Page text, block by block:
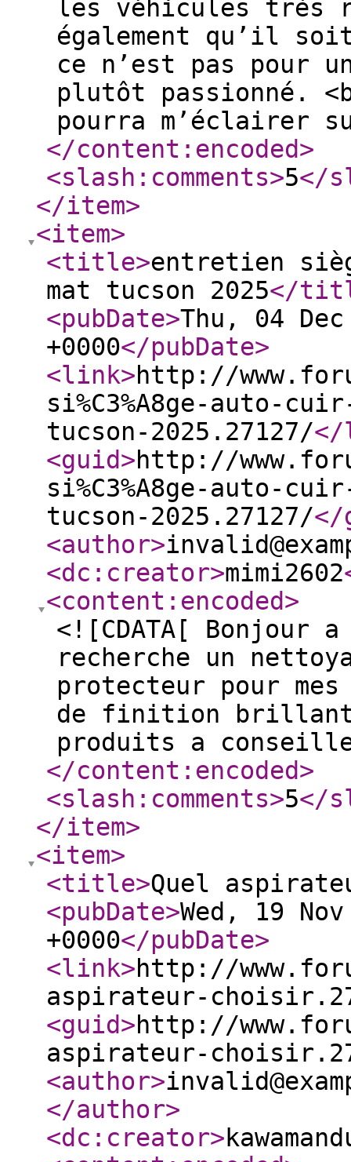
les véhicules très
également qu’il
ce n’est pas pour
plutôt passionné.
pourra m’éclairer
</content:encoded>
<slash:comments>5</
</item>
<item>
<title>entretien
mat tucson 2025</
<pubDate>Thu, 04
+0000</pubDate>
<link>http://
si%C3%A8ge-auto-
tucson-2025.27127/
<guid>http://
si%C3%A8ge-auto-
tucson-2025.27127/</
<author>
<dc:creator>mimi2602
<content:encoded>
<![CDATA[ Bonjour
recherche un
protecteur pour
de finition
produits a
</content:encoded>
<slash:comments>5</
</item>
<item>
<title>Quel
<pubDate>Wed, 19
+0000</pubDate>
<link>http://
aspirateur-
<guid>http://
aspirateur-
<author>
</author>
<dc:creator>